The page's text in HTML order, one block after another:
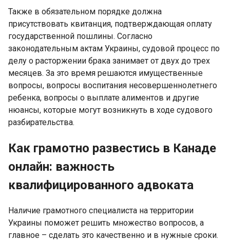
Также в обязательном порядке должна
присутствовать квитанция, подтверждающая оплату
государственной пошлины. Согласно
законодательным актам Украины, судовой процесс по
делу о расторжении брака занимает от двух до трех
месяцев. За это время решаются имущественные
вопросы, вопросы воспитания несовершеннолетнего
ребенка, вопросы о выплате алиментов и другие
нюансы, которые могут возникнуть в ходе судового
разбирательства.
Как грамотно развестись в Канаде
онлайн: важность
квалифицированного адвоката
Наличие грамотного специалиста на территории
Украины поможет решить множество вопросов, а
главное – сделать это качественно и в нужные сроки.